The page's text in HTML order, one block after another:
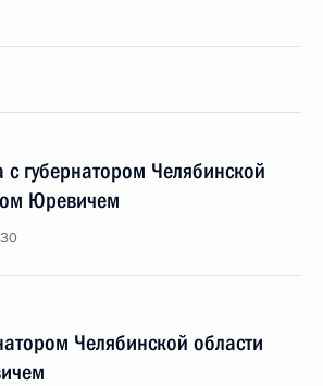
с губернатором Челябинской
Юревичем
Челябинской области